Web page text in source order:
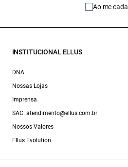
Ao me
INSTITUCIONAL ELLUS
DNA
Nossas Lojas
Imprensa
SAC: atendimento@ellus.com.br
Nossos Valores
Ellus Evolution